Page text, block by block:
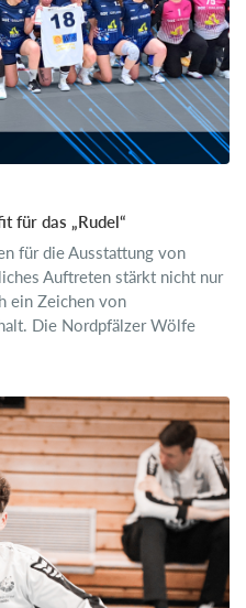
für das „Rudel“
für die Ausstattung von
Auftreten stärkt nicht nur
ein Zeichen von
Die Nordpfälzer Wölfe